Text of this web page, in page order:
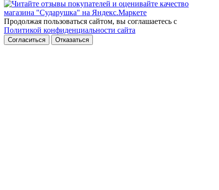
Продолжая пользоваться сайтом, вы соглашаетесь с
Политикой конфиденциальности сайта
Согласиться Отказаться